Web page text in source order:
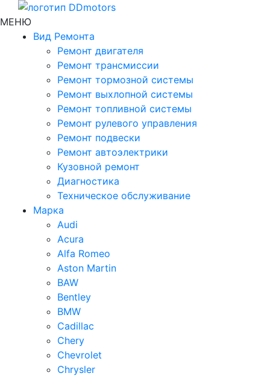
МЕНЮ
Вид Ремонта
Ремонт двигателя
Ремонт трансмиссии
Ремонт тормозной системы
Ремонт выхлопной системы
Ремонт топливной системы
Ремонт рулевого управления
Ремонт подвески
Ремонт автоэлектрики
Кузовной ремонт
Диагностика
Техническое обслуживание
Марка
Audi
Acura
Alfa Romeo
Aston Martin
BAW
Bentley
BMW
Cadillac
Chery
Chevrolet
Chrysler